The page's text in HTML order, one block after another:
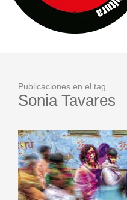
«NO
Publicaciones en el tag
Sonia Tavares